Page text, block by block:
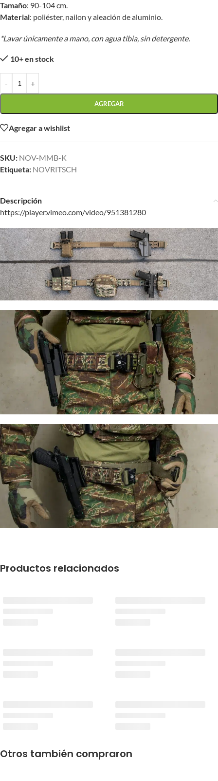
Tamaño: 90-104 cm.
Material: poliéster, nailon y aleación de aluminio.
*Lavar únicamente a mano, con agua tibia, sin detergente.
10+ en stock
- +
AGREGAR
Agregar a wishlist
SKU: NOV-MMB-K
Etiqueta: NOVRITSCH
Descripción
https://player.vimeo.com/video/951381280
Productos relacionados
Otros también compraron